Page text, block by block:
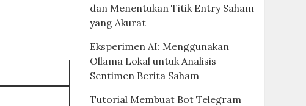
dan Menentukan Titik Entry Saham
yang Akurat
Eksperimen AI: Menggunakan
Ollama Lokal untuk Analisis
Sentimen Berita Saham
Tutorial Membuat Bot Telegram